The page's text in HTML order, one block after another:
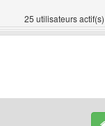
25 utilisateurs